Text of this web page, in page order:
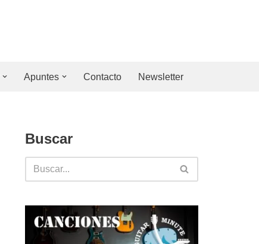
Apuntes Contacto Newsletter
Buscar